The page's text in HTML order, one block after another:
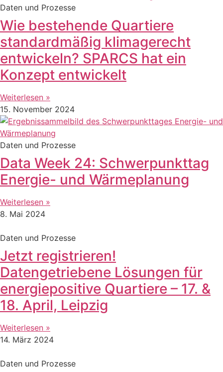
Daten und Prozesse
Wie bestehende Quartiere
standardmäßig klimagerecht
entwickeln? SPARCS hat ein
Konzept entwickelt
Weiterlesen »
15. November 2024
Daten und Prozesse
Data Week 24: Schwerpunkttag
Energie- und Wärmeplanung
Weiterlesen »
8. Mai 2024
Daten und Prozesse
Jetzt registrieren!
Datengetriebene Lösungen für
energiepositive Quartiere – 17. &
18. April, Leipzig
Weiterlesen »
14. März 2024
Daten und Prozesse